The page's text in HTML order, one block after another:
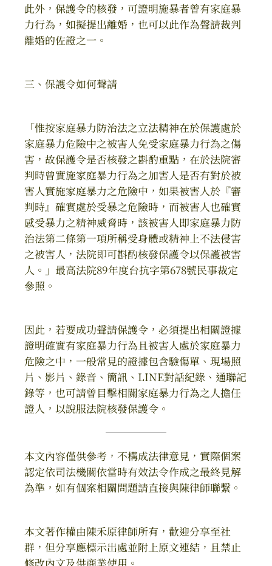
此外，保護令的核發，可證明施暴者曾有家庭暴
力行為，如擬提出離婚，也可以此作為聲請裁判
離婚的佐證之一。
三、保護令如何聲請
「惟按家庭暴力防治法之立法精神在於保護處於
家庭暴力危險中之被害人免受家庭暴力行為之傷
害，故保護令是否核發之斟酌重點，在於法院審
判時曾實施家庭暴力行為之加害人是否有對於被
害人實施家庭暴力之危險中，如果被害人於『審
判時』確實處於受暴之危險時，而被害人也確實
感受暴力之精神威脅時，該被害人即家庭暴力防
治法第二條第一項所稱受身體或精神上不法侵害
之被害人，法院即可斟酌核發保護令以保護被害
人。」最高法院89年度台抗字第678號民事裁定
參照。
因此，若要成功聲請保護令，必須提出相關證據
證明確實有家庭暴力行為且被害人處於家庭暴力
危險之中，一般常見的證據包含驗傷單、現場照
片、影片、錄音、簡訊、LINE對話紀錄、通聯記
錄等，也可請曾目擊相關家庭暴力行為之人擔任
證人，以說服法院核發保護令。
本文內容僅供參考，不構成法律意見，實際個案
認定依司法機關依當時有效法令作成之最終見解
為準，如有個案相關問題請直接與陳律師聯繫。
本文著作權由陳禾原律師所有，歡迎分享至社
群，但分享應標示出處並附上原文連結，且禁止
修改內文及供商業使用。